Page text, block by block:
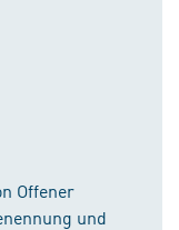
Offener
und